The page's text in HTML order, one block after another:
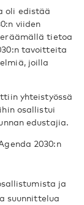
oli edistää
viiden
tietoa
tavoitteita
joilla
yhteistyössä
osallistui
edustajia.
2030:n
ja
suunnittelua